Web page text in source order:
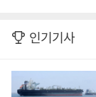
인기기사